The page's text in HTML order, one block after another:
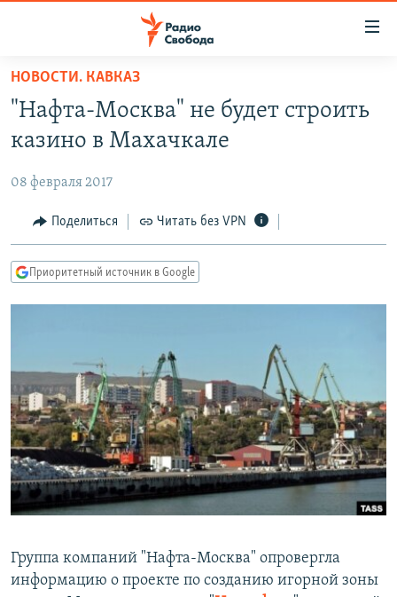
упрощенного
доступа
основному
Вернутся
главной
навигации
Вернутся
ПРОГРАММЫ
ПОДКАСТЫ
ЦИТАТЫ СВОБОДЫ
МНЕНИЯ
IDEL.РЕАЛИИ
СИБИРЬ.РЕАЛИИ
РАСПИСАНИЕ ВЕЩАНИЯ
ПОДПИШИТЕСЬ НА РАССЫЛКУ
СОЦИАЛЬНЫЕ СЕТИ
НОВОСТИ. КАВКАЗ
"Нафта-Москва" не будет строить
казино в Махачкале
08 февраля 2017
Поделиться Читать без VPN
Приоритетный источник в Google
Группа компаний "Нафта-Москва" опровергла
информацию о проекте по созданию игорной зоны